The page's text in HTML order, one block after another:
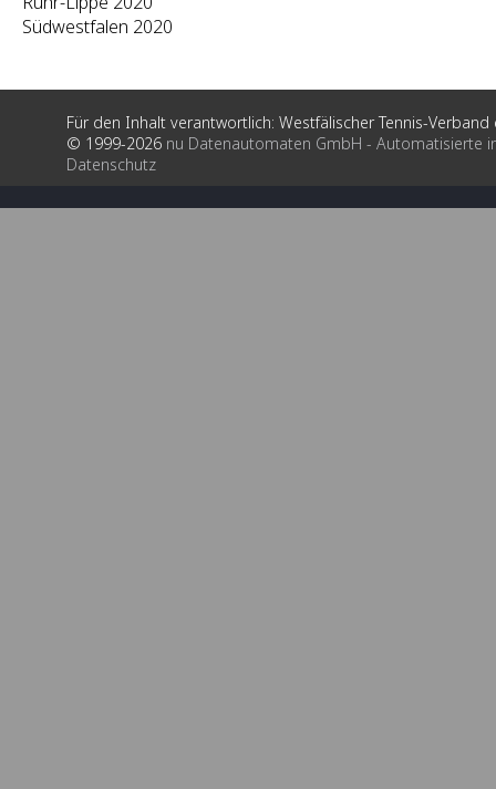
Südwestfalen 2020
Für den Inhalt verantwortlich: Westfälischer Tennis-Verband
© 1999-2026 nu Datenautomaten GmbH - Automatisierte
Datenschutz